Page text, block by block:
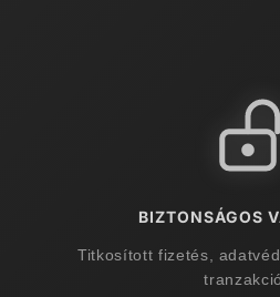
BIZTONSÁGOS
Titkosított fizetés,